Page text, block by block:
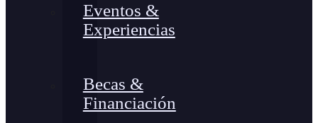
Eventos &
Experiencias
Becas &
Financiación